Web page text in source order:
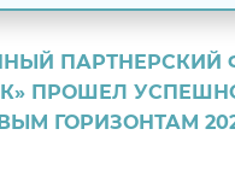
ПАРТНЕРСКИЙ
ПРОШЕЛ
ГОРИЗОНТАМ